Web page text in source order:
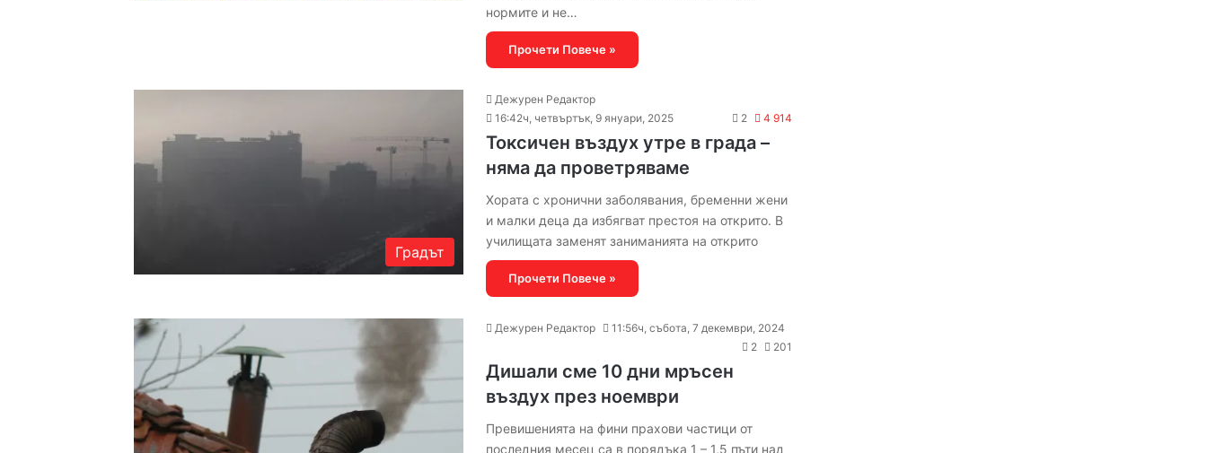
нормите и не…
Прочети Повече »
Градът
Дежурен Редактор
16:42ч, четвъртък, 9 януари, 2025
2 4 914
Токсичен въздух утре в града –
няма да проветряваме
Хората с хронични заболявания, бременни жени
и малки деца да избягват престоя на открито. В
училищата заменят заниманията на открито
Прочети Повече »
Дежурен Редактор
11:56ч, събота, 7 декември, 2024
2
201
Дишали сме 10 дни мръсен
въздух през ноември
Превишенията на фини прахови частици от
последния месец са в порядъка 1 – 1,5 пъти над